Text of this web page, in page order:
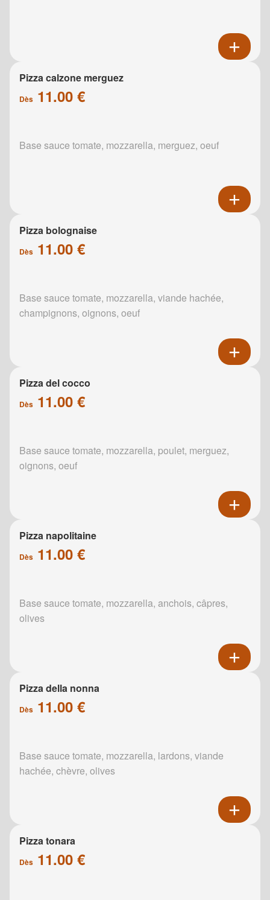
Pizza calzone merguez
Dès 11.00 €
Base sauce tomate, mozzarella, merguez, oeuf
Pizza bolognaise
Dès 11.00 €
Base sauce tomate, mozzarella, viande hachée,
champignons, oignons, oeuf
Pizza del cocco
Dès 11.00 €
Base sauce tomate, mozzarella, poulet, merguez,
oignons, oeuf
Pizza napolitaine
Dès 11.00 €
Base sauce tomate, mozzarella, anchois, câpres,
olives
Pizza della nonna
Dès 11.00 €
Base sauce tomate, mozzarella, lardons, viande
hachée, chèvre, olives
Pizza tonara
Dès 11.00 €